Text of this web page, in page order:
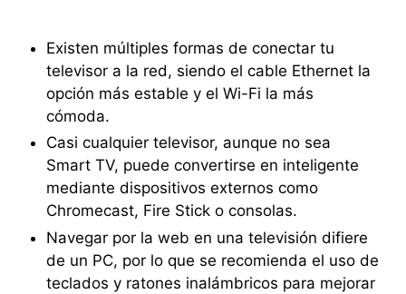
Existen múltiples formas de conectar tu
televisor a la red, siendo el cable Ethernet la
opción más estable y el Wi-Fi la más
cómoda.
Casi cualquier televisor, aunque no sea
Smart TV, puede convertirse en inteligente
mediante dispositivos externos como
Chromecast, Fire Stick o consolas.
Navegar por la web en una televisión difiere
de un PC, por lo que se recomienda el uso de
teclados y ratones inalámbricos para mejorar